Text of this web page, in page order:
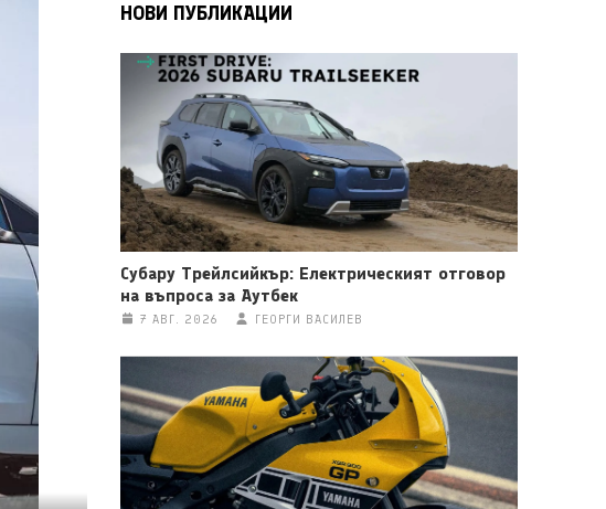
НОВИ ПУБЛИКАЦИИ
Субару Трейлсийкър: Електрическият отговор
на въпроса за Аутбек
7 АВГ. 2026 ГЕОРГИ ВАСИЛЕВ